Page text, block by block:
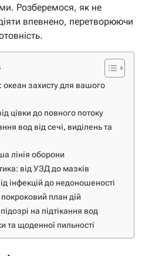
Розберемося, як не
впевнено, перетворюючи
океан захисту для вашого
цівки до повного потоку
вод від сечі, виділень та
лінія оборони
від УЗД до мазків
інфекцій до недоношеності
план дій
на підтікання вод
та щоденної пильності